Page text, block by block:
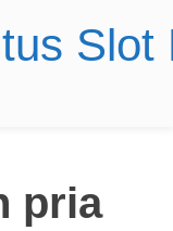
Slot
pria